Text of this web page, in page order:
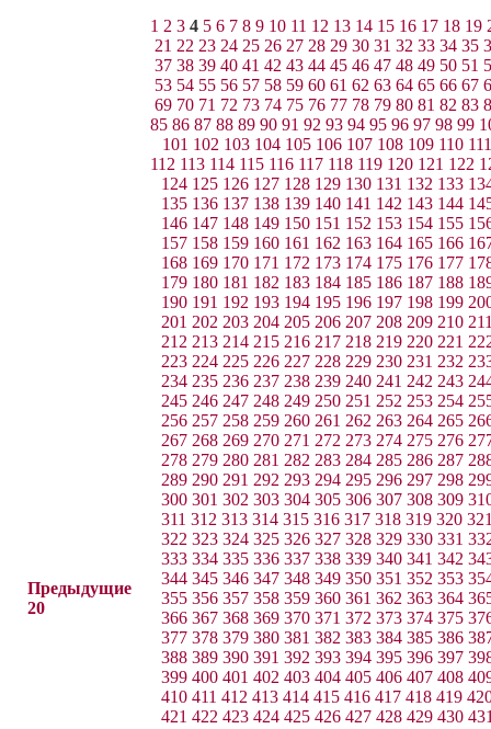
Предыдущие
20
1 2 3 4 5 6 7 8 9 10 11 12 13 14 15 16 17 18 19
21 22 23 24 25 26 27 28 29 30 31 32 33 34 35
37 38 39 40 41 42 43 44 45 46 47 48 49 50 51
53 54 55 56 57 58 59 60 61 62 63 64 65 66 67
69 70 71 72 73 74 75 76 77 78 79 80 81 82 83
85 86 87 88 89 90 91 92 93 94 95 96 97 98 99
101 102 103 104 105 106 107 108 109 110 111
112 113 114 115 116 117 118 119 120 121 122
124 125 126 127 128 129 130 131 132 133
135 136 137 138 139 140 141 142 143 144
146 147 148 149 150 151 152 153 154 155
157 158 159 160 161 162 163 164 165 166
168 169 170 171 172 173 174 175 176 177
179 180 181 182 183 184 185 186 187 188
190 191 192 193 194 195 196 197 198 199
201 202 203 204 205 206 207 208 209 210
212 213 214 215 216 217 218 219 220 221
223 224 225 226 227 228 229 230 231 232
234 235 236 237 238 239 240 241 242 243
245 246 247 248 249 250 251 252 253 254
256 257 258 259 260 261 262 263 264 265
267 268 269 270 271 272 273 274 275 276
278 279 280 281 282 283 284 285 286 287
289 290 291 292 293 294 295 296 297 298
300 301 302 303 304 305 306 307 308 309
311 312 313 314 315 316 317 318 319 320
322 323 324 325 326 327 328 329 330 331
333 334 335 336 337 338 339 340 341 342
344 345 346 347 348 349 350 351 352 353
355 356 357 358 359 360 361 362 363 364
366 367 368 369 370 371 372 373 374 375
377 378 379 380 381 382 383 384 385 386
388 389 390 391 392 393 394 395 396 397
399 400 401 402 403 404 405 406 407 408
410 411 412 413 414 415 416 417 418 419
421 422 423 424 425 426 427 428 429 430